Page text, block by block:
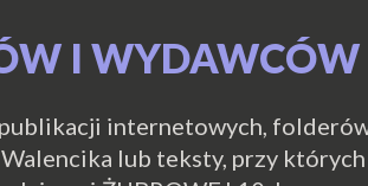
I WYDAWCÓW
publikacji internetowych,
lub teksty, przy których